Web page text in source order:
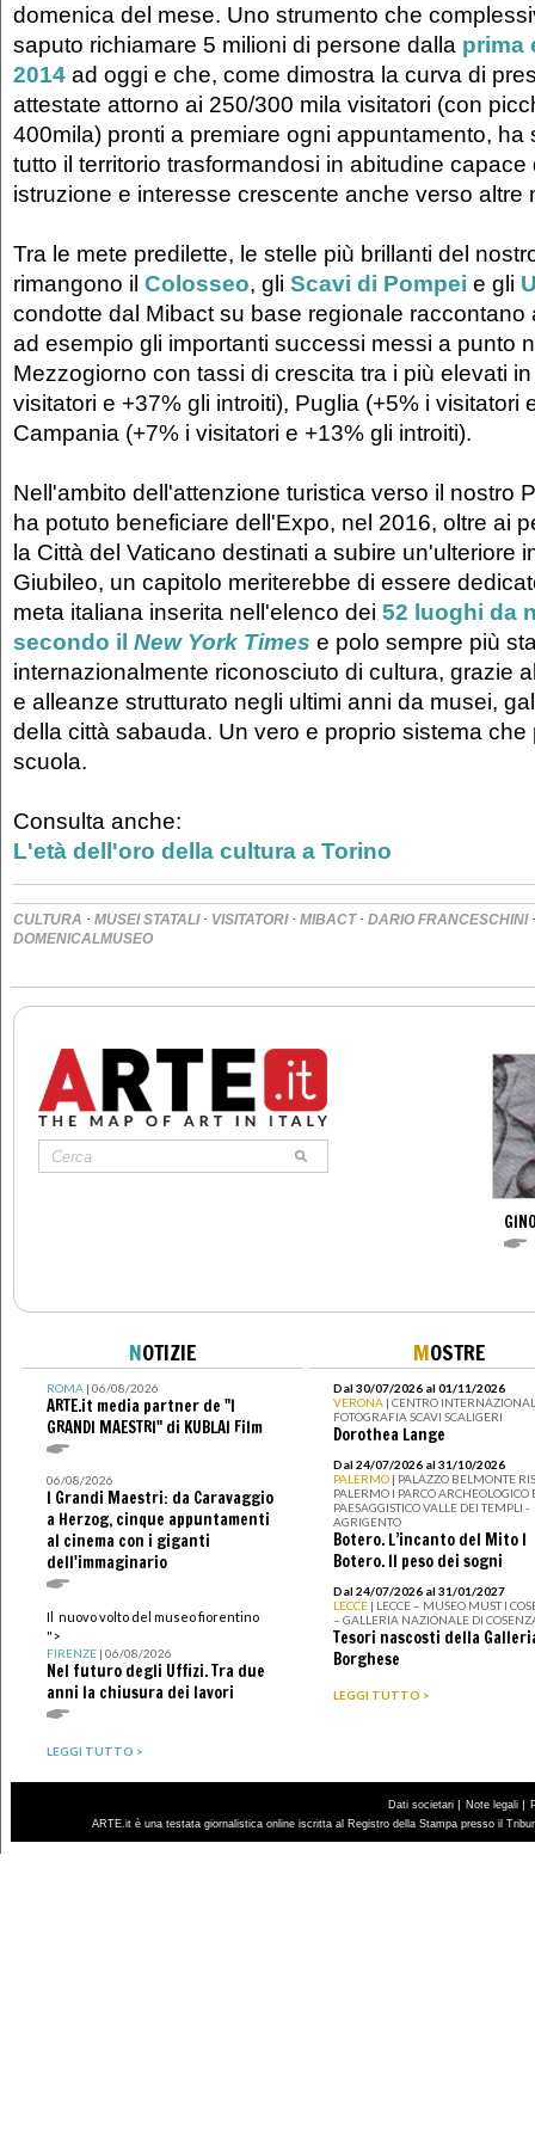
domenica del mese. Uno strumento che
saputo richiamare 5 milioni di persone dalla prima
2014 ad oggi e che, come dimostra la curva di
attestate attorno ai 250/300 mila visitatori (con
400mila) pronti a premiare ogni appuntamento, ha
tutto il territorio trasformandosi in abitudine capace
istruzione e interesse crescente anche verso altre
Tra le mete predilette, le stelle più brillanti del
rimangono il Colosseo, gli Scavi di Pompei e gli
condotte dal Mibact su base regionale raccontano
ad esempio gli importanti successi messi a punto
Mezzogiorno con tassi di crescita tra i più elevati
visitatori e +37% gli introiti), Puglia (+5% i visitatori
Campania (+7% i visitatori e +13% gli introiti).
Nell'ambito dell'attenzione turistica verso il nostro
ha potuto beneficiare dell'Expo, nel 2016, oltre ai
la Città del Vaticano destinati a subire un'ulteriore
Giubileo, un capitolo meriterebbe di essere
meta italiana inserita nell'elenco dei 52 luoghi da
secondo il New York Times e polo sempre più
internazionalmente riconosciuto di cultura, grazie
e alleanze strutturato negli ultimi anni da musei,
della città sabauda. Un vero e proprio sistema che
scuola.
Consulta anche:
L'età dell'oro della cultura a Torino
CULTURA · MUSEI STATALI· VISITATORI· MIBACT· DARIO FRANCESCHINI
DOMENICALMUSEO
NOTIZIE
ROMA| 06/08/2026
ARTE.it media partner de "I
GRANDI MAESTRI" di KUBLAI Film
06/08/2026
I Grandi Maestri: da Caravaggio
a Herzog, cinque appuntamenti
al cinema con i giganti
dell'immaginario
Il nuovo volto del museo fiorentino
">
FIRENZE| 06/08/2026
Nel futuro degli Uffizi. Tra due
anni la chiusura dei lavori
LEGGI TUTTO >
MOSTRE
Dal 30/07/2026 al 01/11/2026
VERONA | CENTRO
FOTOGRAFIA SCAVI SCALIGERI
Dorothea Lange
Dal 24/07/2026 al 31/10/2026
PALERMO | PALAZZO BELMONTE
PALERMO I PARCO ARCHEOLOGICO
PAESAGGISTICO VALLE DEI TEMPLI -
AGRIGENTO
Botero. L’incanto del Mito I
Botero. Il peso dei sogni
Dal 24/07/2026 al 31/01/2027
LECCE | LECCE – MUSEO MUST I
– GALLERIA NAZIONALE DI
Tesori nascosti della
Borghese
LEGGI TUTTO >
Dati societari | Note legali |
ARTE.it è una testata giornalistica online iscritta al Registro della Stampa presso il